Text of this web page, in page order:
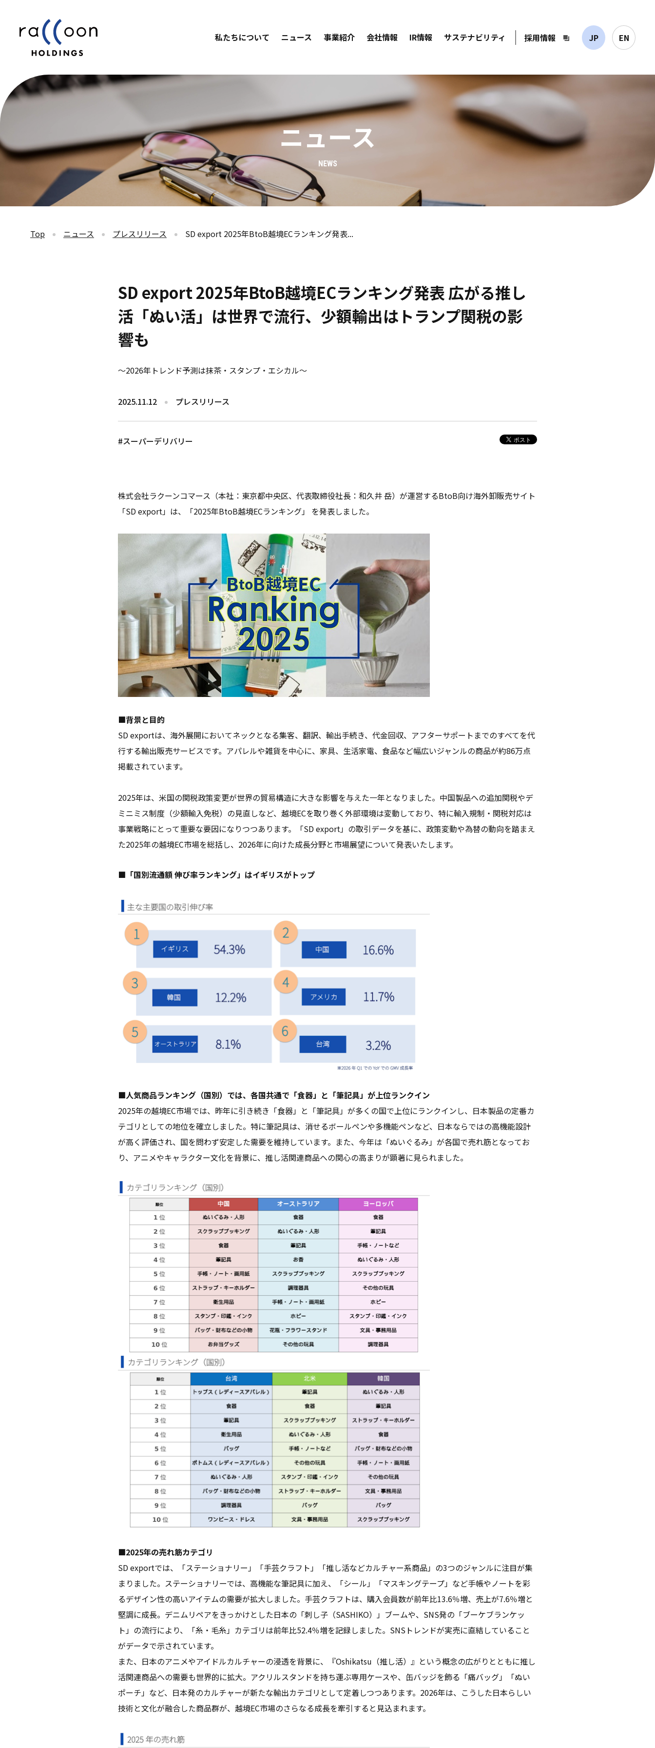
私たちについて ニュース 事業紹介 会社情報 IR情報 サステナビリティ 採用情報 JP EN
ニュース
NEWS
Top ニュース プレスリリース SD export 2025年BtoB越境ECランキング発表...
SD export 2025年BtoB越境ECランキング発表 広がる推し
活「ぬい活」は世界で流行、少額輸出はトランプ関税の影
響も
～2026年トレンド予測は抹茶・スタンプ・エシカル～
2025.11.12 プレスリリース
#スーパーデリバリー
株式会社ラクーンコマース（本社：東京都中央区、代表取締役社長：和久井 岳）が運営するBtoB向け海外卸販売サイト
「SD export」は、「2025年BtoB越境ECランキング」 を発表しました。
■背景と目的
SD exportは、海外展開においてネックとなる集客、翻訳、輸出手続き、代金回収、アフターサポートまでのすべてを代
行する輸出販売サービスです。アパレルや雑貨を中心に、家具、生活家電、食品など幅広いジャンルの商品が約86万点
掲載されています。
2025年は、米国の関税政策変更が世界の貿易構造に大きな影響を与えた一年となりました。中国製品への追加関税やデ
ミニミス制度（少額輸入免税）の見直しなど、越境ECを取り巻く外部環境は変動しており、特に輸入規制・関税対応は
事業戦略にとって重要な要因になりつつあります。「SD export」の取引データを基に、政策変動や為替の動向を踏まえ
た2025年の越境EC市場を総括し、2026年に向けた成長分野と市場展望について発表いたします。
■「国別流通額 伸び率ランキング」はイギリスがトップ
■人気商品ランキング（国別）では、各国共通で「食器」と「筆記具」が上位ランクイン
2025年の越境EC市場では、昨年に引き続き「食器」と「筆記具」が多くの国で上位にランクインし、日本製品の定番カ
テゴリとしての地位を確立しました。特に筆記具は、消せるボールペンや多機能ペンなど、日本ならではの高機能設計
が高く評価され、国を問わず安定した需要を維持しています。また、今年は「ぬいぐるみ」が各国で売れ筋となってお
り、アニメやキャラクター文化を背景に、推し活関連商品への関心の高まりが顕著に見られました。
■2025年の売れ筋カテゴリ
SD exportでは、「ステーショナリー」「手芸クラフト」「推し活などカルチャー系商品」の3つのジャンルに注目が集
まりました。ステーショナリーでは、高機能な筆記具に加え、「シール」「マスキングテープ」など手帳やノートを彩
るデザイン性の高いアイテムの需要が拡大しました。手芸クラフトは、購入会員数が前年比13.6％増、売上が7.6％増と
堅調に成長。デニムリペアをきっかけとした日本の「刺し子（SASHIKO）」ブームや、SNS発の「ブーケブランケッ
ト」の流行により、「糸・毛糸」カテゴリは前年比52.4％増を記録しました。SNSトレンドが実売に直結していること
がデータで示されています。
また、日本のアニメやアイドルカルチャーの浸透を背景に、『Oshikatsu（推し活）』という概念の広がりとともに推し
活関連商品への需要も世界的に拡大。アクリルスタンドを持ち運ぶ専用ケースや、缶バッジを飾る「痛バッグ」「ぬい
ポーチ」など、日本発のカルチャーが新たな輸出カテゴリとして定着しつつあります。2026年は、こうした日本らしい
技術と文化が融合した商品群が、越境EC市場のさらなる成長を牽引すると見込まれます。